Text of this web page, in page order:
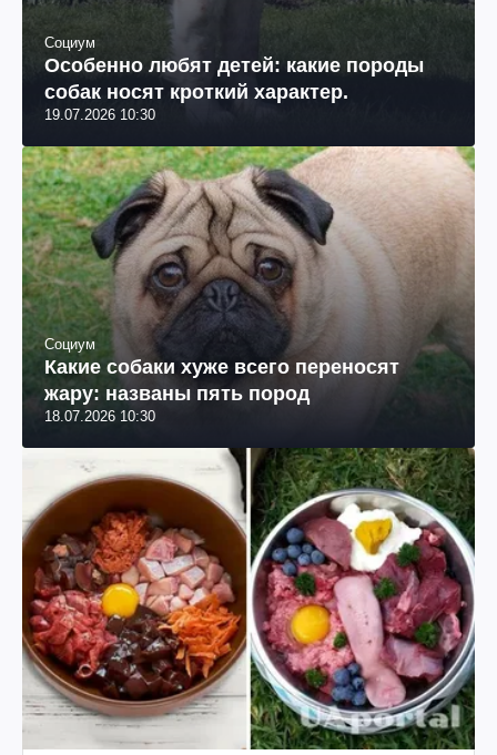
Социум
Особенно любят детей: какие породы
собак носят кроткий характер.
19.07.2026 10:30
Социум
Какие собаки хуже всего переносят
жару: названы пять пород
18.07.2026 10:30